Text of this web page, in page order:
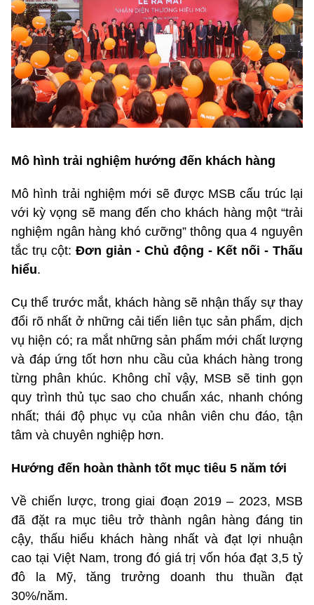
Mô hình trải nghiệm hướng đến khách hàng
Mô hình trải nghiệm mới sẽ được MSB cấu trúc lại
với kỳ vọng sẽ mang đến cho khách hàng một “trải
nghiệm ngân hàng khó cưỡng” thông qua 4 nguyên
tắc trụ cột: Đơn giản - Chủ động - Kết nối - Thấu
hiểu.
Cụ thể trước mắt, khách hàng sẽ nhận thấy sự thay
đổi rõ nhất ở những cải tiến liên tục sản phẩm, dịch
vụ hiện có; ra mắt những sản phẩm mới chất lượng
và đáp ứng tốt hơn nhu cầu của khách hàng trong
từng phân khúc. Không chỉ vậy, MSB sẽ tinh gọn
quy trình thủ tục sao cho chuẩn xác, nhanh chóng
nhất; thái độ phục vụ của nhân viên chu đáo, tận
tâm và chuyên nghiệp hơn.
Hướng đến hoàn thành tốt mục tiêu 5 năm tới
Về chiến lược, trong giai đoạn 2019 – 2023, MSB
đã đặt ra mục tiêu trở thành ngân hàng đáng tin
cậy, thấu hiểu khách hàng nhất và đạt lợi nhuận
cao tại Việt Nam, trong đó giá trị vốn hóa đạt 3,5 tỷ
đô la Mỹ, tăng trưởng doanh thu thuần đạt
30%/năm.